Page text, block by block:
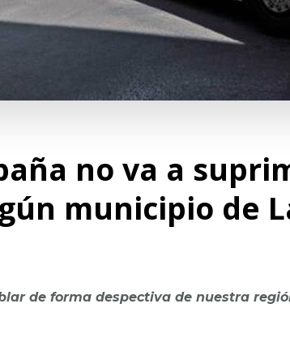
no va a
municipio de
de forma despectiva de nuestra